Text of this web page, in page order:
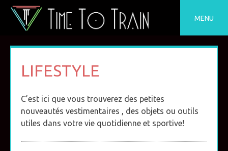
Skip
content
MENU
LIFESTYLE
C’est ici que vous trouverez des petites
nouveautés vestimentaires , des objets ou outils
utiles dans votre vie quotidienne et sportive!